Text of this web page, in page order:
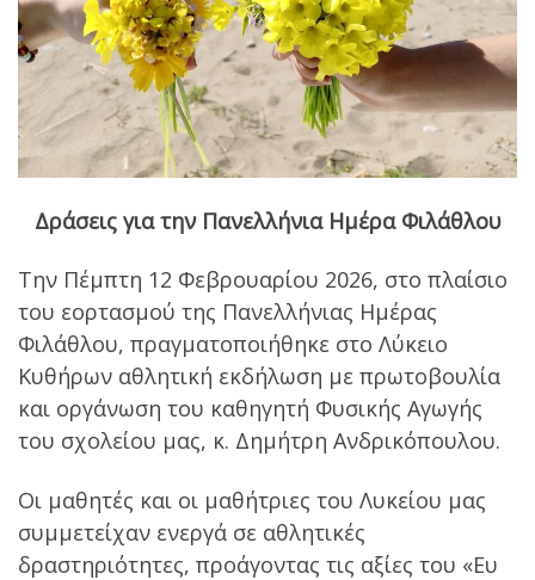
Δράσεις για την Πανελλήνια Ημέρα Φιλάθλου
Την Πέμπτη 12 Φεβρουαρίου 2026, στο πλαίσιο
του εορτασμού της Πανελλήνιας Ημέρας
Φιλάθλου, πραγματοποιήθηκε στο Λύκειο
Κυθήρων αθλητική εκδήλωση με πρωτοβουλία
και οργάνωση του καθηγητή Φυσικής Αγωγής
του σχολείου μας, κ. Δημήτρη Ανδρικόπουλου.
Oι μαθητές και οι μαθήτριες του Λυκείου μας
συμμετείχαν ενεργά σε αθλητικές
δραστηριότητες, προάγοντας τις αξίες του «Ευ